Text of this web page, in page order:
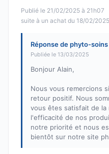
Publié le 21/02/2025 à 21h07
suite à un achat du 18/02/2025
Réponse de phyto-soins
Publiée le 13/03/2025
Bonjour Alain,
Nous vous remercions
retour positif. Nous
vous êtes satisfait de
l'efficacité de nos
notre priorité et nous
bientôt sur notre site